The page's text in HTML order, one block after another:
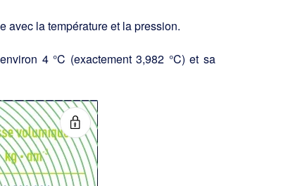
avec la température et la pres­sion.
4 °C (exactement 3,982 °C) et sa